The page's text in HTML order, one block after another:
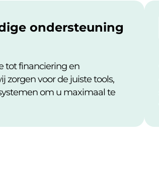
ondersteuning
tot financiering en
zorgen voor de juiste tools,
om u maximaal te